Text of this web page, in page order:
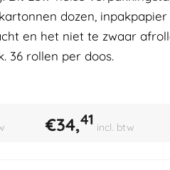
dozen,
en het niet te zwaar
36 rollen per doos.
€34,41 incl. btw